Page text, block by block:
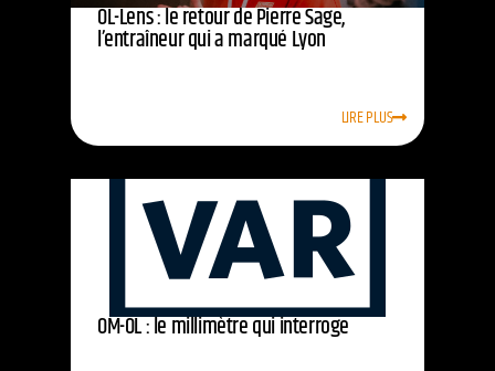
OL-Lens : le retour de Pierre Sage,
l’entraîneur qui a marqué Lyon
LIRE PLUS
OM-OL : le millimètre qui interroge